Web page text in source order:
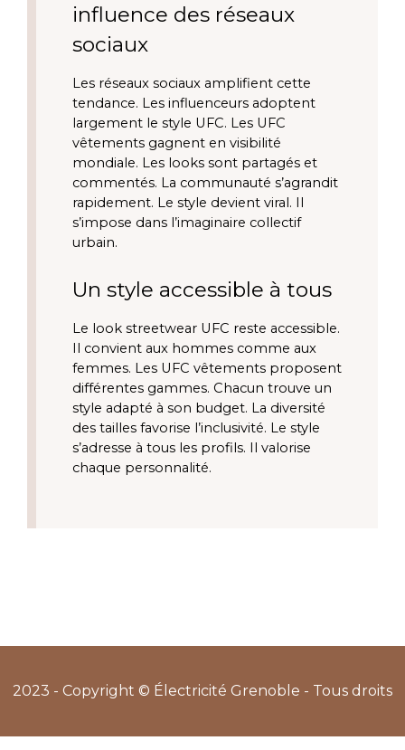
influence des réseaux
sociaux
Les réseaux sociaux amplifient cette
tendance. Les influenceurs adoptent
largement le style UFC. Les UFC
vêtements gagnent en visibilité
mondiale. Les looks sont partagés et
commentés. La communauté s’agrandit
rapidement. Le style devient viral. Il
s’impose dans l’imaginaire collectif
urbain.
Un style accessible à tous
Le look streetwear UFC reste accessible.
Il convient aux hommes comme aux
femmes. Les UFC vêtements proposent
différentes gammes. Chacun trouve un
style adapté à son budget. La diversité
des tailles favorise l’inclusivité. Le style
s’adresse à tous les profils. Il valorise
chaque personnalité.
2023 - Copyright © Électricité Grenoble - Tous droits